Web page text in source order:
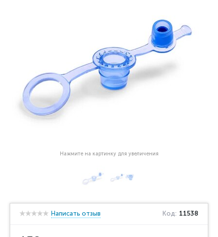
Нажмите на картинку для увеличения
Написать отзыв Код: 11538